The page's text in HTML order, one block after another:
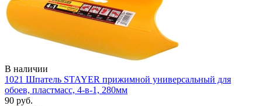
В наличии
1021 Шпатель STAYER прижимной универсальный для
обоев, пластмасс, 4-в-1, 280мм
90 руб.